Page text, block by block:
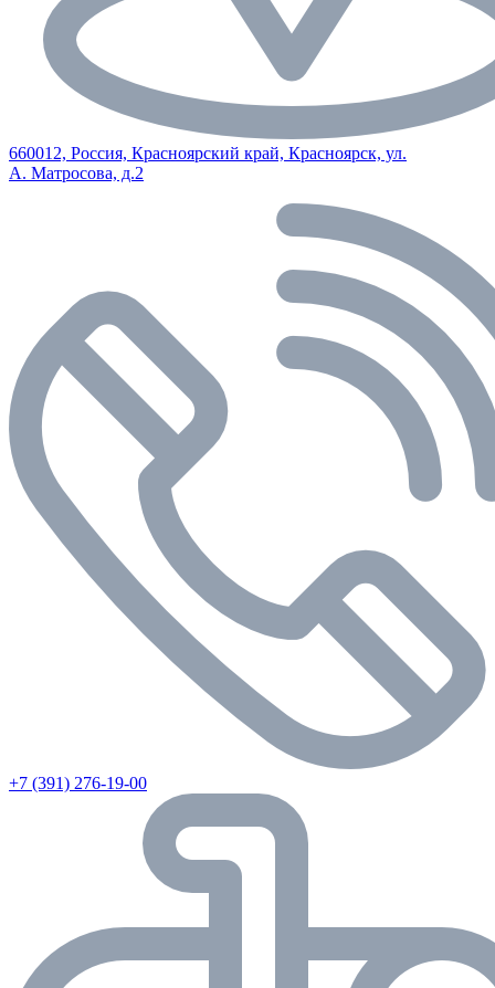
660012, Россия, Красноярский край, Красноярск, ул.
А. Матросова, д.2
+7 (391) 276-19-00